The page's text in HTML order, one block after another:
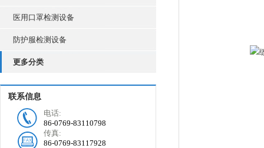
医用口罩检测设备
防护服检测设备
更多分类
联系信息
电话:
86-0769-83110798
传真:
86-0769-83117928